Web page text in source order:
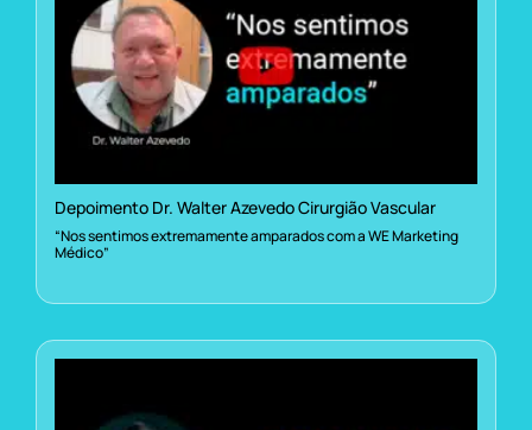
Depoimento Dr. Walter Azevedo Cirurgião Vascular
“Nos sentimos extremamente amparados com a WE Marketing
Médico”